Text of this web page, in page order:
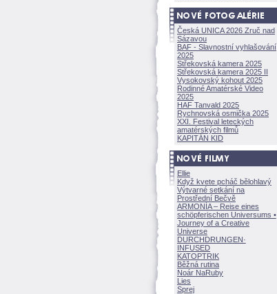
Česká UNICA 2026 Zruč nad
Sázavou
BAF - Slavnostní vyhlašování
2025
Střekovská kamera 2025
Střekovská kamera 2025 II
Vysokovský kohout 2025
Rodinné Amatérské Video
2025
HAF Tanvald 2025
Rychnovská osmička 2025
XXI. Festival leteckých
amatérských filmů
KAPITÁN KID
Ellie
Když kvete pcháč bělohlavý
Výtvarné setkání na
Prostřední Bečvě
ARMONÍA – Reise eines
schöpferischen Universums •
Journey of a Creative
Universe
DURCHDRUNGEN·
INFUSED
KATOPTRIK
Běžná rutina
Noár NaRuby
Lies
Sprej